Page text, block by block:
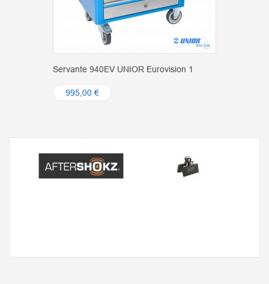
Servante 940EV UNIOR Eurovision 1
995,00 €